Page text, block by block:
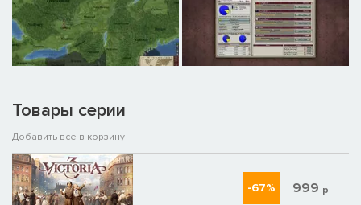
Товары серии
Добавить все в корзину
-67% 999 р